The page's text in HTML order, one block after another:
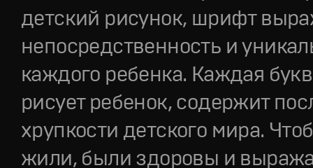
детский рисунок, шрифт
непосредственность и
каждого ребенка. Каждая
рисует ребенок, содержит
хрупкости детского мира.
жили, были здоровы и